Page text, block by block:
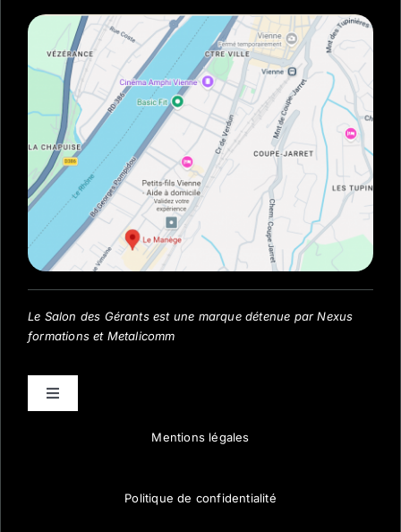
Le Salon des Gérants est une marque détenue par Nexus
formations et Metalicomm
Toggle
Mentions légales
Politique de confidentialité